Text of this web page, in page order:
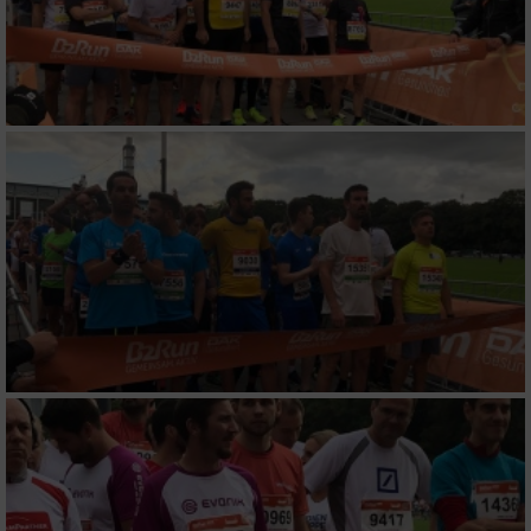
Verwendung reduzierter Daten zur Auswahl
IAB-Besonderheiten:
Verwendung genauer Standortdaten
Geräte anhand von aktiv angeforderten
Informationen identifizieren
Nicht-IAB-Verarbeitungszwecke:
Performance
Funktional